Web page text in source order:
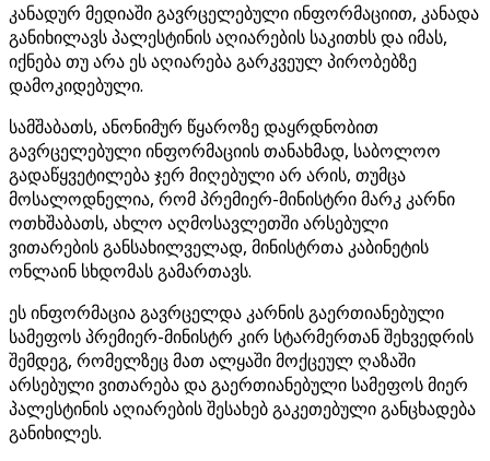
კანადურ მედიაში გავრცელებული ინფორმაციით, კანადა
განიხილავს პალესტინის აღიარების საკითხს და იმას,
იქნება თუ არა ეს აღიარება გარკვეულ პირობებზე
დამოკიდებული.
სამშაბათს, ანონიმურ წყაროზე დაყრდნობით
გავრცელებული ინფორმაციის თანახმად, საბოლოო
გადაწყვეტილება ჯერ მიღებული არ არის, თუმცა
მოსალოდნელია, რომ პრემიერ-მინისტრი მარკ კარნი
ოთხშაბათს, ახლო აღმოსავლეთში არსებული
ვითარების განსახილველად, მინისტრთა კაბინეტის
ონლაინ სხდომას გამართავს.
ეს ინფორმაცია გავრცელდა კარნის გაერთიანებული
სამეფოს პრემიერ-მინისტრ კირ სტარმერთან შეხვედრის
შემდეგ, რომელზეც მათ ალყაში მოქცეულ ღაზაში
არსებული ვითარება და გაერთიანებული სამეფოს მიერ
პალესტინის აღიარების შესახებ გაკეთებული განცხადება
განიხილეს.